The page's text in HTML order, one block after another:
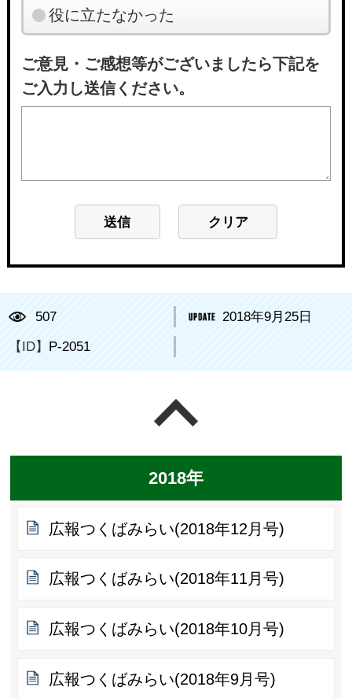
役に立たなかった
ご意見・ご感想等がございましたら下記を
ご入力し送信ください。
507 2018年9月25日
【ID】 P-2051
2018年
広報つくばみらい(2018年12月号)
広報つくばみらい(2018年11月号)
広報つくばみらい(2018年10月号)
広報つくばみらい(2018年9月号)